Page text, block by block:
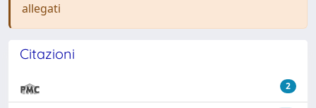
allegati
Citazioni
2